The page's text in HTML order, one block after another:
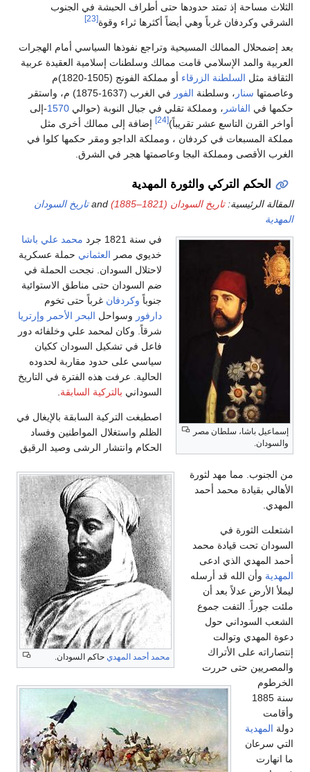
إذ تمتد حدودها حتى أطراف الحبشة في الجنوب
غرباً وهي أيضاً أكثرها ثراء وقوة [23]
المسيحية وتراجع نفوذها السياسي أمام الهجرات
الإسلامي قامت ممالك وسلطنات إسلامية العقيدة عربية
السلطنة الزرقاء
أو مملكة الفونج (1505-1820)م
، وسلطنةالفور
في الغرب (1637-1875) م، واستقر
، ومملكة تقلي في جبال النوبة (حوالي1570-إلى
عشر تقريباً)[24]
إضافة إلى ممالك أخرى مثل
في كردفان ، ومملكة الداجو ومقر حكمها كلوا في
ومملكة البجا وعاصمتها هجر في الشرق.
والثورة المهدية
تاريخ السودان (1821–1885) and تاريخ السودان
سلطان مصر
محمد أحمد المهدي حاكم السودان.
في سنة 1821 جرد
محمد علي باشا
العثمانيحملة عسكرية
لاحتلال السودان. نجحت الحملة في
ضم السودان حتى مناطق الاستوائية
جنوباً
غرباً حتى تخوم
دارفور
وسواحلالبحر الأحمر وإرتريا
شرقاً. وكان لمحمد علي وخلفائه دور
فاعل في تشكيل السودان ككيان
سياسي على حدود مقاربة لحدوده
الحالية. عرفت هذه الفترة في التاريخ
السوداني
بالتركية السابقة
اصطبغت التركية السابقة بالإيغال في
الظلم واستغلال المواطنين وفساد
الحكام وانتشار الرشى وصيد الرقيق
مهد لثورة
محمد أحمد
في
قيادة محمد
الذي ادعى
قد أرسله
بعد أن
جموع
حول
وتوالت
الأتراك
حتى حررت